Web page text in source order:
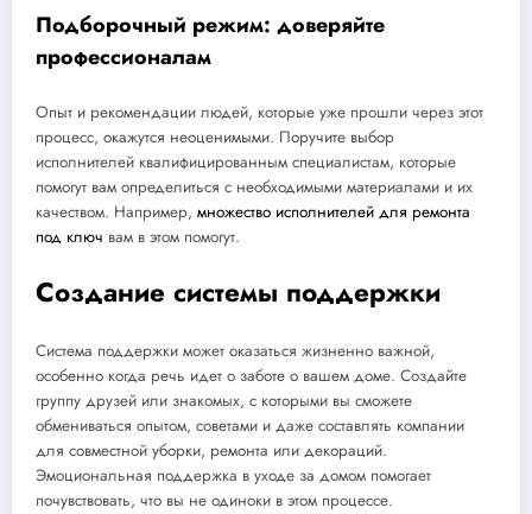
Подборочный режим: доверяйте
профессионалам
Опыт и рекомендации людей, которые уже прошли через этот
процесс, окажутся неоценимыми. Поручите выбор
исполнителей квалифицированным специалистам, которые
помогут вам определиться с необходимыми материалами и их
качеством. Например, множество исполнителей для ремонта
под ключ вам в этом помогут.
Создание системы поддержки
Система поддержки может оказаться жизненно важной,
особенно когда речь идет о заботе о вашем доме. Создайте
группу друзей или знакомых, с которыми вы сможете
обмениваться опытом, советами и даже составлять компании
для совместной уборки, ремонта или декораций.
Эмоциональная поддержка в уходе за домом помогает
почувствовать, что вы не одиноки в этом процессе.